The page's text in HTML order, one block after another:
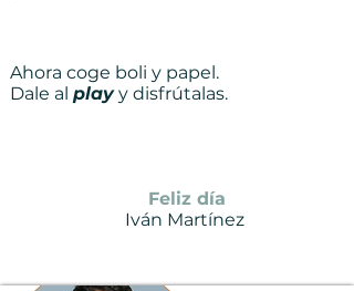
Ahora coge boli y papel.
Dale al playy disfrútalas.
Feliz día
Iván Martínez